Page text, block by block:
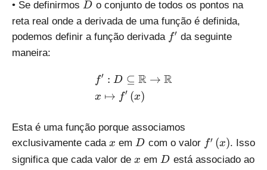
• Se definirmos D
D o conjunto de todos os pontos na
reta real onde a derivada de uma função é definida,
podemos definir a função derivada ff′ da seguinte
maneira:
\begin{aligned} &
f′ : D ⊆ R → R
x ↦ f′ (x)
Esta é uma função porque associamos
exclusivamente cada x
x em D
D com o valor f'
\
f′ (x). Isso
significa que cada valor de x
x em D
D está associado ao